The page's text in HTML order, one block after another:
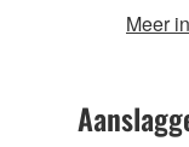
Meer